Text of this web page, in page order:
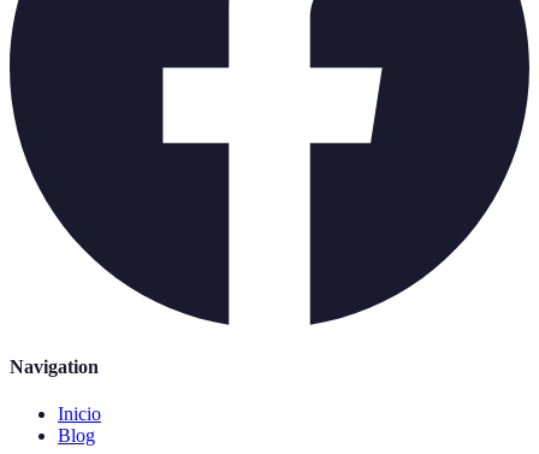
Navigation
Inicio
Blog